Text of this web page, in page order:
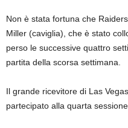
Non è stata fortuna che
Miller (caviglia), che è stato
perso le successive quattro
partita della scorsa settimana.
Il grande ricevitore di Las
partecipato alla quarta sessione.